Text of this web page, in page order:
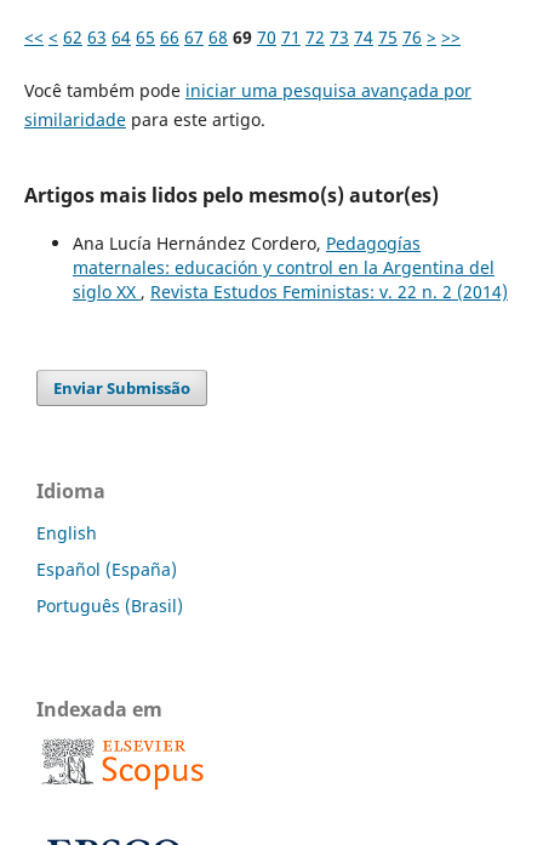
<< < 62 63 64 65 66 67 68 69 70 71 72 73 74 75 76 > >>
Você também pode iniciar uma pesquisa avançada por
similaridadepara este artigo.
Artigos mais lidos pelo mesmo(s) autor(es)
Ana Lucía Hernández Cordero, Pedagogías
maternales: educación y control en la Argentina del
siglo XX , Revista Estudos Feministas: v. 22 n. 2 (2014)
Enviar Submissão
Idioma
English
Español (España)
Português (Brasil)
Indexada em